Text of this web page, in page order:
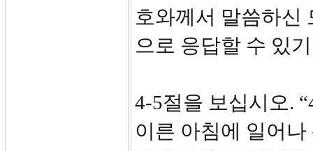
호와께서 말씀하신
으로 응답할 수 있
4-5절을 보십시오.
이른 아침에 일어